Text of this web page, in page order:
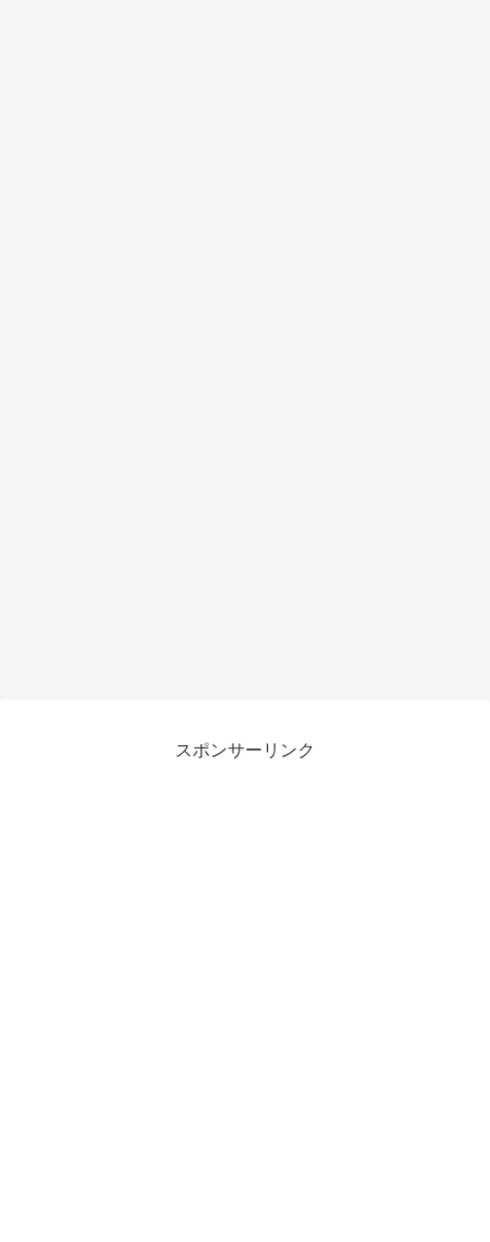
スポンサーリンク